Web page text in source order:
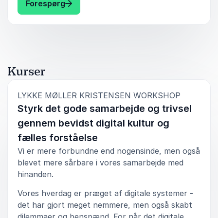
perspektiver på digital trivsel.
handlekraft. Foredraget byder på realistiske
balance i det digitale liv.
Forespørg: Lykke Møller Kristensen Siris børn -
Kurser
LYKKE MØLLER KRISTENSEN WORKSHOP
Styrk det gode samarbejde og trivsel
gennem bevidst digital kultur og
fælles forståelse
Vi er mere forbundne end nogensinde, men også
blevet mere sårbare i vores samarbejde med
hinanden.
Vores hverdag er præget af digitale systemer -
det har gjort meget nemmere, men også skabt